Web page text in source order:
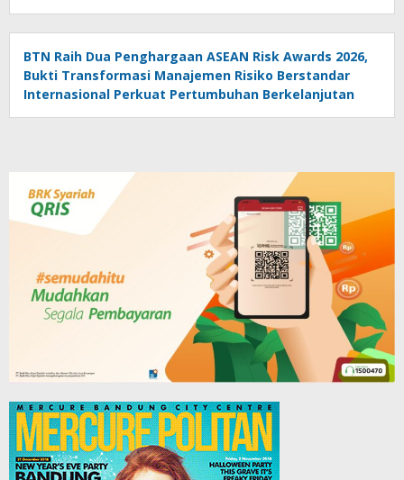
BTN Raih Dua Penghargaan ASEAN Risk Awards 2026,
Bukti Transformasi Manajemen Risiko Berstandar
Internasional Perkuat Pertumbuhan Berkelanjutan